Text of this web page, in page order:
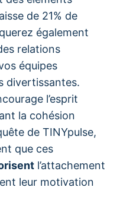
de 21% de
également
relations
équipes
divertissantes.
l’esprit
la cohésion
de TINYpulse,
que ces
l’attachement
leur motivation